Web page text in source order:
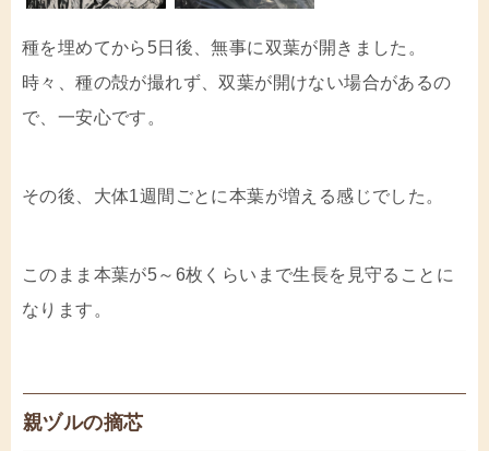
種を埋めてから5日後、無事に双葉が開きました。
時々、種の殻が撮れず、双葉が開けない場合があるの
で、一安心です。
その後、大体1週間ごとに本葉が増える感じでした。
このまま本葉が5～6枚くらいまで生長を見守ることに
なります。
親ヅルの摘芯